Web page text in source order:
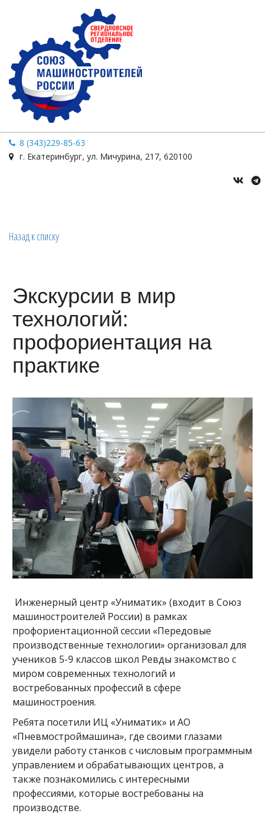
8 (343)229-85-63
г. Екатеринбург, ул. Мичурина, 217, 620100
Назад к списку
Экскурсии в мир
технологий:
профориентация на
практике
Инженерный центр «Униматик» (входит в Союз
машиностроителей России) в рамках
профориентационной сессии «Передовые
производственные технологии» организовал для
учеников 5-9 классов школ Ревды знакомство с
миром современных технологий и
востребованных профессий в сфере
машиностроения.
Ребята посетили ИЦ «Униматик» и АО
«Пневмостроймашина», где своими глазами
увидели работу станков с числовым программным
управлением и обрабатывающих центров, а
также познакомились с интересными
профессиями, которые востребованы на
производстве.